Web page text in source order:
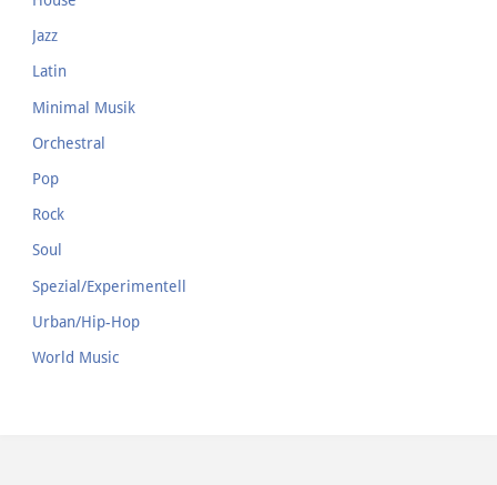
Jazz
Latin
Minimal Musik
Orchestral
Pop
Rock
Soul
Spezial/Experimentell
Urban/Hip-Hop
World Music